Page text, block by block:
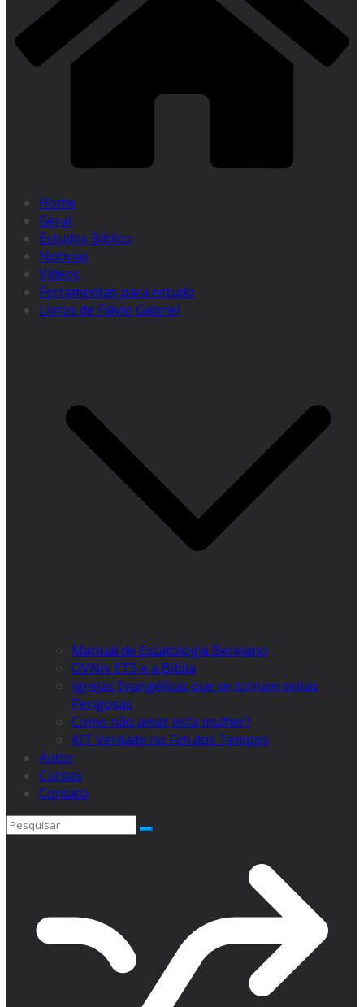
Home
Geral
Estudos Bíblico
Noticias
Videos
Ferramentas para estudo
Livros de Flávio Gabriel
Manual de Escatologia Bereiano
OVNIs ETS e a Bíblia
Igrejas Evangélicas que se tornam seitas
Perigosas
Como não amar esta mulher?
KIT Verdade no Fim dos Tempos
Autor
Cursos
Contato